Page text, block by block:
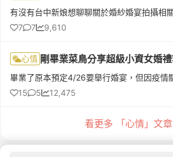
7
7 9,610
心情
15
5 12,475
看更多 「心情」文章